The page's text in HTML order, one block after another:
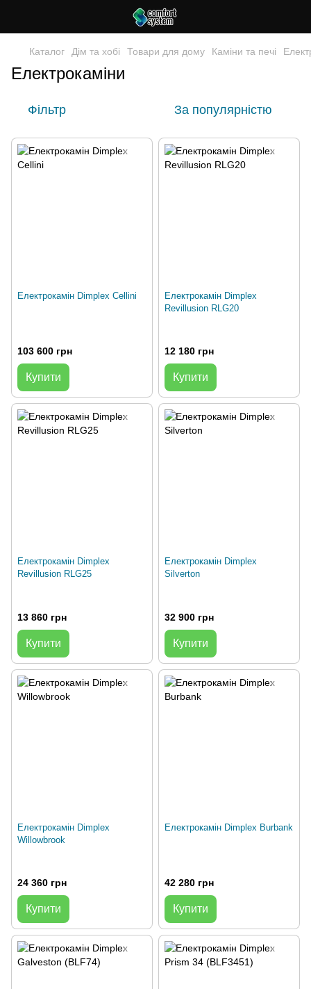
Каталог Дім та хобі Товари для дому Каміни та печі
Електрокаміни
Фільтр За популярністю
Електрокамін Dimplex Cellini
103 600 грн
Купити
Електрокамін Dimplex
Revillusion RLG20
12 180 грн
Купити
Електрокамін Dimplex
Revillusion RLG25
13 860 грн
Купити
Електрокамін Dimplex
Silverton
32 900 грн
Купити
Електрокамін Dimplex
Willowbrook
24 360 грн
Купити
Електрокамін Dimplex Burbank
42 280 грн
Купити